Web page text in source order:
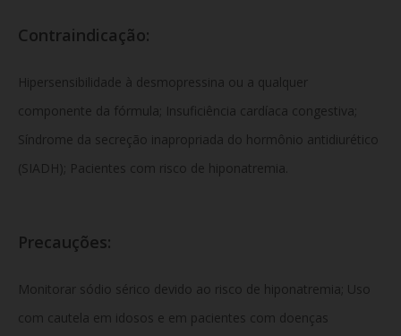
Contraindicação:
Hipersensibilidade à desmopressina ou a qualquer
componente da fórmula; Insuficiência cardíaca congestiva;
Síndrome da secreção inapropriada do hormônio antidiurético
(SIADH); Pacientes com risco de hiponatremia.
Precauções:
Monitorar sódio sérico devido ao risco de hiponatremia; Uso
com cautela em idosos e em pacientes com doenças